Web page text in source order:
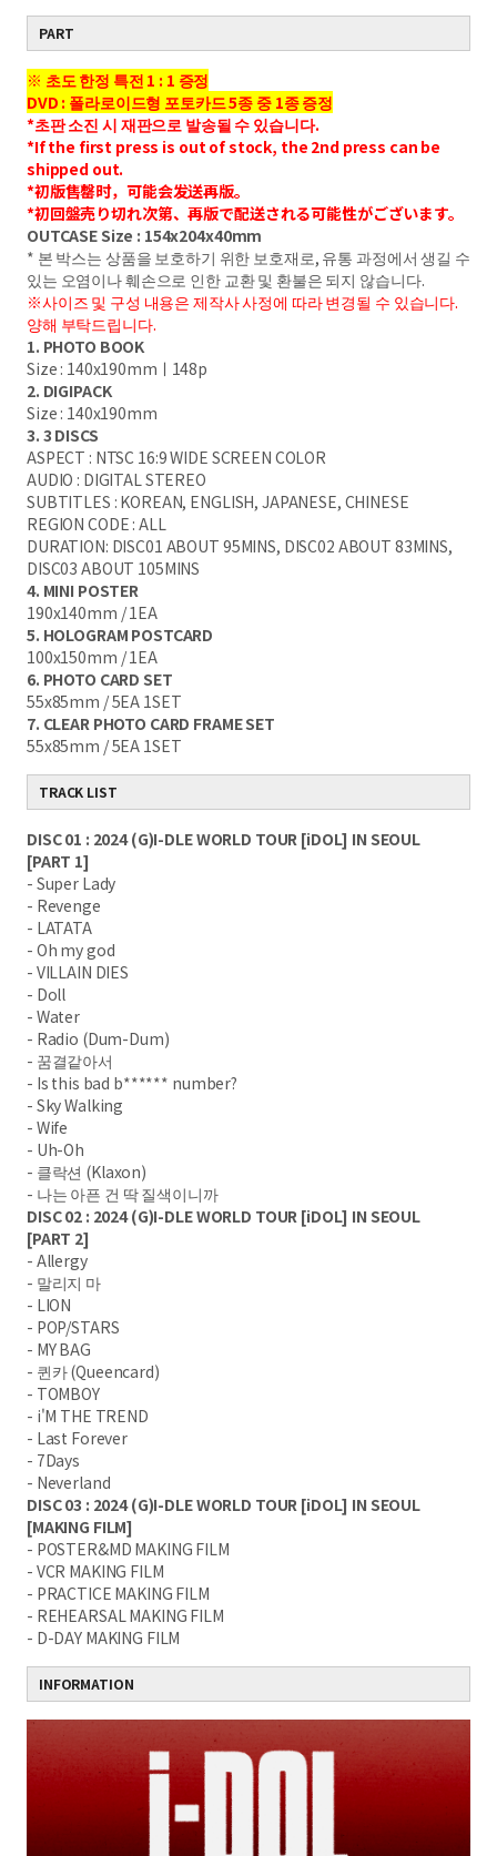
PART
※ 초도 한정 특전 1 : 1 증정
DVD : 폴라로이드형 포토카드 5종 중 1종 증정
*초판 소진 시 재판으로 발송될 수 있습니다.
*If the first press is out of stock, the 2nd press can be
shipped out.
*初版售罄时，可能会发送再版。
*初回盤売り切れ次第、再版で配送される可能性がございます。
OUTCASE Size : 154x204x40mm
* 본 박스는 상품을 보호하기 위한 보호재로, 유통 과정에서 생길 수
있는 오염이나 훼손으로 인한 교환 및 환불은 되지 않습니다.
※사이즈 및 구성 내용은 제작사 사정에 따라 변경될 수 있습니다.
양해 부탁드립니다.
1. PHOTO BOOK
Size : 140x190mmㅣ148p
2. DIGIPACK
Size : 140x190mm
3. 3 DISCS
ASPECT : NTSC 16:9 WIDE SCREEN COLOR
AUDIO : DIGITAL STEREO
SUBTITLES : KOREAN, ENGLISH, JAPANESE, CHINESE
REGION CODE : ALL
DURATION: DISC01 ABOUT 95MINS, DISC02 ABOUT 83MINS,
DISC03 ABOUT 105MINS
4. MINI POSTER
190x140mm / 1EA
5. HOLOGRAM POSTCARD
100x150mm / 1EA
6. PHOTO CARD SET
55x85mm / 5EA 1SET
7. CLEAR PHOTO CARD FRAME SET
55x85mm / 5EA 1SET
TRACK LIST
DISC 01 : 2024 (G)I-DLE WORLD TOUR [iDOL] IN SEOUL
[PART 1]
- Super Lady
- Revenge
- LATATA
- Oh my god
- VILLAIN DIES
- Doll
- Water
- Radio (Dum-Dum)
- 꿈결같아서
- Is this bad b****** number?
- Sky Walking
- Wife
- Uh-Oh
- 클락션 (Klaxon)
- 나는 아픈 건 딱 질색이니까
DISC 02 : 2024 (G)I-DLE WORLD TOUR [iDOL] IN SEOUL
[PART 2]
- Allergy
- 말리지 마
- LION
- POP/STARS
- MY BAG
- 퀸카 (Queencard)
- TOMBOY
- i'M THE TREND
- Last Forever
- 7Days
- Neverland
DISC 03 : 2024 (G)I-DLE WORLD TOUR [iDOL] IN SEOUL
[MAKING FILM]
- POSTER&MD MAKING FILM
- VCR MAKING FILM
- PRACTICE MAKING FILM
- REHEARSAL MAKING FILM
- D-DAY MAKING FILM
INFORMATION